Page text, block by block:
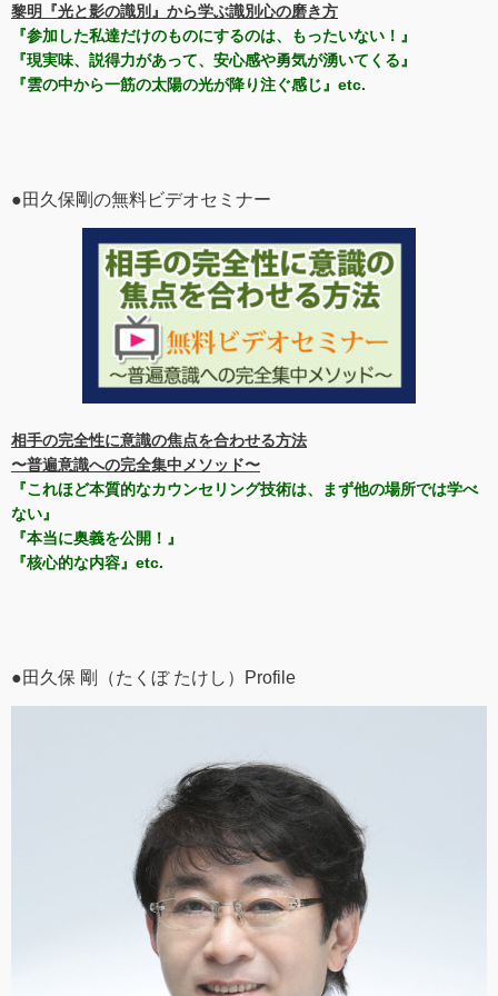
黎明『光と影の識別』から学ぶ識別心の磨き方
『参加した私達だけのものにするのは、もったいない！』
『現実味、説得力があって、安心感や勇気が湧いてくる』
『雲の中から一筋の太陽の光が降り注ぐ感じ』etc.
●田久保剛の無料ビデオセミナー
相手の完全性に意識の焦点を合わせる方法
〜普遍意識への完全集中メソッド〜
『これほど本質的なカウンセリング技術は、まず他の場所では学べ
ない』
『本当に奥義を公開！』
『核心的な内容』etc.
●田久保 剛（たくぼ たけし）Profile